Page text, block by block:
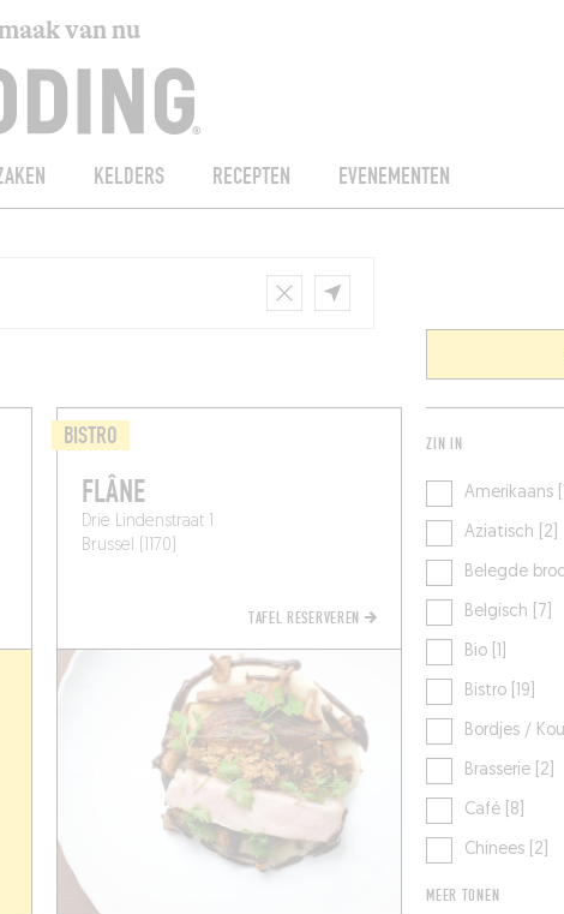
van nu
KELDERS RECEPTEN EVENEMENTEN
BISTRO
FLÂNE
Drie Lindenstraat 1
Brussel (1170)
TAFEL RESERVEREN
ZIN IN
Amerikaans
Aziatisch [2]
Belegde
Belgisch [7]
Bio [1]
Bistro [19]
Bordjes /
Brasserie [2]
Café [8]
Chinees [2]
MEER TONEN